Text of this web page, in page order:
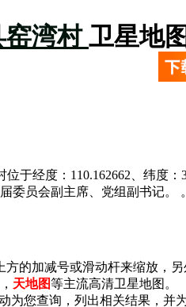
窑湾村卫星地图
于经度：110.162662、纬度
委员会副主席、党组副书记。 。
的加减号或滑动杆来缩放，
， 天地图等主流高清卫星地图。
为您查询，列出相关结果，并